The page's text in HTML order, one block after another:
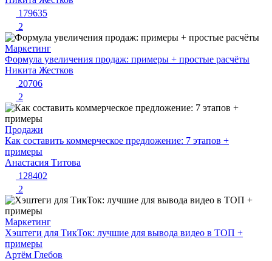
179635
2
Маркетинг
Формула увеличения продаж: примеры + простые расчёты
Никита Жестков
20706
2
Продажи
Как составить коммерческое предложение: 7 этапов +
примеры
Анастасия Титова
128402
2
Маркетинг
Хэштеги для ТикТок: лучшие для вывода видео в ТОП +
примеры
Артём Глебов